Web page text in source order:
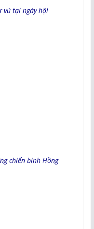
vú tại ngày hội
chiến binh Hồng